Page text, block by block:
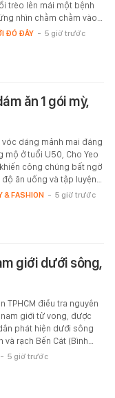
trèo lên mái một bệnh
nhìn chằm chằm vào…
ĐÓ ĐÂY - 5 giờ trước
ăn 1 gói mỳ,
vóc dáng mảnh mai đáng
mộ ở tuổi U50, Cho Yeo
công chúng bất ngờ
ăn uống và tập luyện…
& FASHION - 5 giờ trước
giới dưới sông,
TPHCM điều tra nguyên
nam giới tử vong, được
phát hiện dưới sông
và rạch Bến Cát (Bình…
- 5 giờ trước